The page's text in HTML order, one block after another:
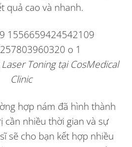
quả cao và nhanh.
Toning tại CosMedical
Clinic
hợp nám đã hình thành
cần nhiều thời gian và sự
sẽ cho bạn kết hợp nhiều